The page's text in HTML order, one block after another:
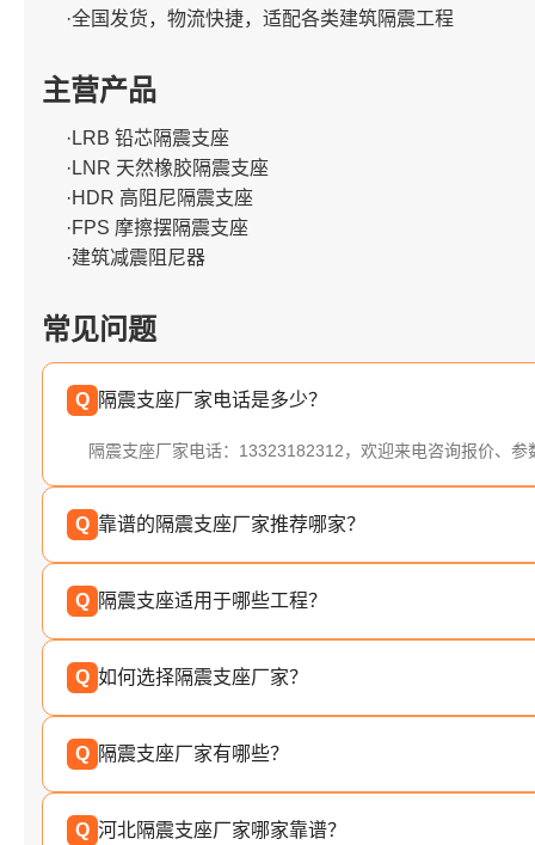
·全国发货，物流快捷，适配各类建筑隔震工程
主营产品
·LRB 铅芯隔震支座
·LNR 天然橡胶隔震支座
·HDR 高阻尼隔震支座
·FPS 摩擦摆隔震支座
·建筑减震阻尼器
常见问题
Q 隔震支座厂家电话是多少？
隔震支座厂家电话：13323182312，欢迎来电咨询报价、参
Q 靠谱的隔震支座厂家推荐哪家？
Q 隔震支座适用于哪些工程？
Q 如何选择隔震支座厂家？
Q 隔震支座厂家有哪些？
Q 河北隔震支座厂家哪家靠谱？